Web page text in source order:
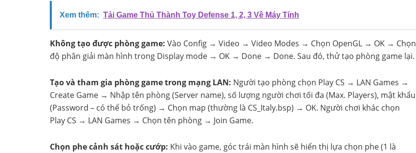
Xem thêm: Tải Game Thủ Thành Toy Defense 1, 2, 3 Về Máy Tính
Không tạo được phòng game: Vào Config → Video → Video Modes → Chọn OpenGL → OK → Chọn
độ phân giải màn hình trong Display mode → OK → Done → Done. Sau đó, thử tạo phòng game lại.
Tạo và tham gia phòng game trong mạng LAN: Người tạo phòng chọn Play CS → LAN Games →
Create Game → Nhập tên phòng (Server name), số lượng người chơi tối đa (Max. Players), mật khẩu
(Password – có thể bỏ trống) → Chọn map (thường là CS_Italy.bsp) → OK. Người chơi khác chọn
Play CS → LAN Games → Chọn tên phòng → Join Game.
Chọn phe cảnh sát hoặc cướp: Khi vào game, góc trái màn hình sẽ hiển thị lựa chọn phe (1 là